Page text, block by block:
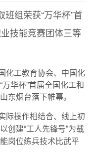
组荣获“万华杯”首
技能竞赛团体三等
化工教育协会、中国化
华杯”首届全国化工和
东烟台落下帷幕。
际操作相结合、线上初
创建“工人先锋号”为载
岗位练兵技术比武平